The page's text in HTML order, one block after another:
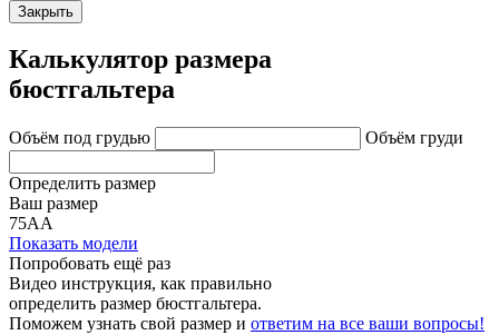
Закрыть
Калькулятор размера
бюстгальтера
Объём под грудью Объём груди
Определить размер
Ваш размер
75АА
Показать модели
Попробовать ещё раз
Видео инструкция, как правильно
определить размер бюстгальтера.
Поможем узнать свой размер и ответим на все ваши вопросы!